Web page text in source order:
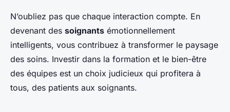
N’oubliez pas que chaque interaction compte. En
devenant des soignants émotionnellement
intelligents, vous contribuez à transformer le paysage
des soins. Investir dans la formation et le bien-être
des équipes est un choix judicieux qui profitera à
tous, des patients aux soignants.